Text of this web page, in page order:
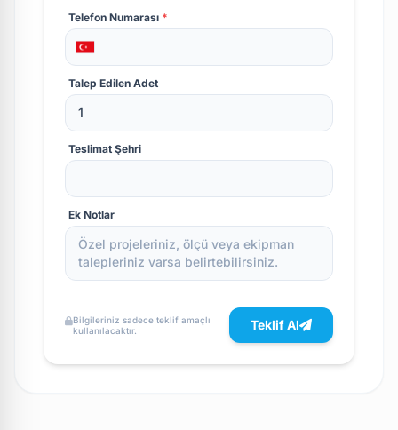
Telefon Numarası *
Talep Edilen Adet
Teslimat Şehri
Ek Notlar
Bilgileriniz sadece teklif amaçlı
kullanılacaktır.
Teklif Al